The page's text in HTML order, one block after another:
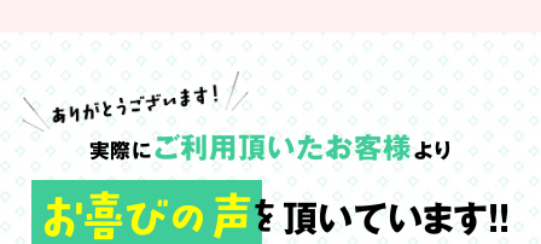
実際にご利用頂いたお客様より
お喜びの声を 頂いています!!